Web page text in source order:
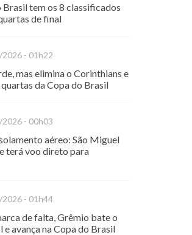
Brasil tem os 8 classificados
de final
- 01h22
mas elimina o Corinthians e
quartas da Copa do Brasil
- 00h03
aéreo: São Miguel
terá voo direto para
- 01h44
de falta, Grêmio bate o
e avança na Copa do Brasil